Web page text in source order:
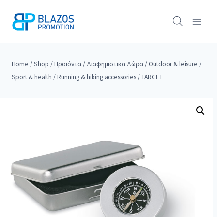
Home /Shop /Προϊόντα / Διαφημιστικά Δώρα /Outdoor & leisure /
Sport & health /Running & hiking accessories /TARGET